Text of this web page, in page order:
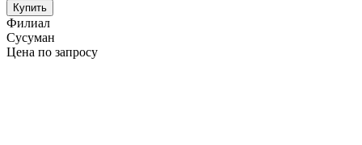
Купить
Филиал
Сусуман
Цена по запросу